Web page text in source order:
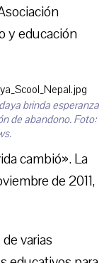
y educación
brinda esperanza
de abandono. Foto:
cambió». La
de 2011,
varias